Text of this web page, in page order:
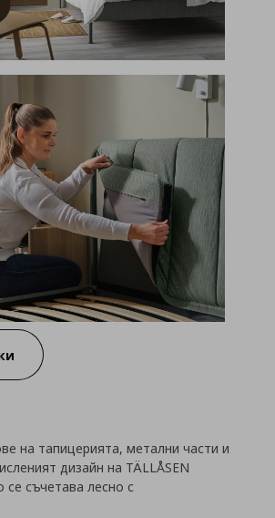
на тапицерията, метални части и
дизайн на TÄLLÅSEN
съчетава лесно с